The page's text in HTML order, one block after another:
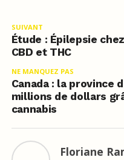
SUIVANT
Étude : Épilepsie
CBD et THC
NE MANQUEZ PAS
Canada : la province
millions de dollars
cannabis
Floriane